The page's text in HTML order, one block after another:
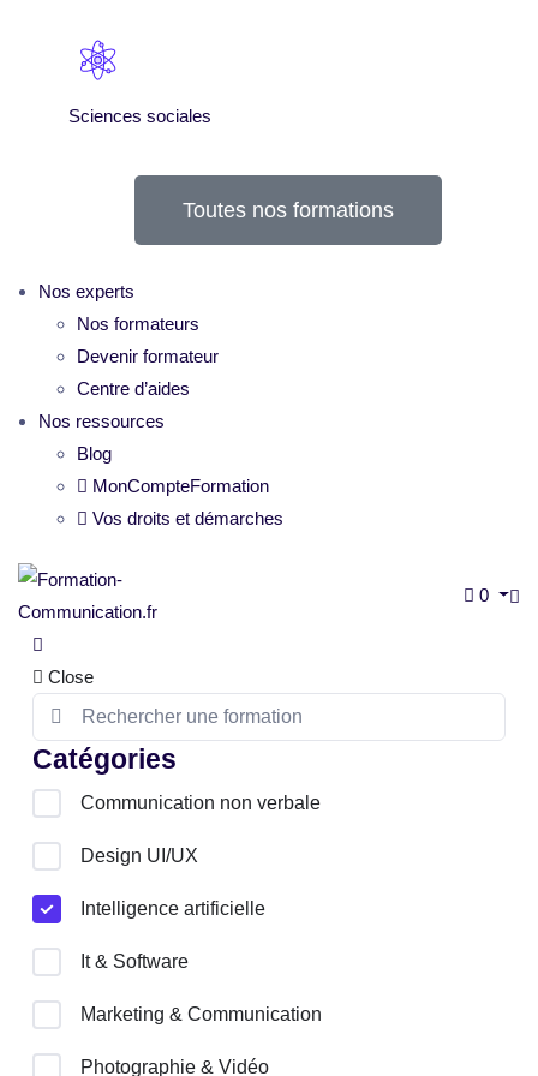
Sciences sociales
Toutes nos formations
Nos experts
Nos formateurs
Devenir formateur
Centre d’aides
Nos ressources
Blog
MonCompteFormation
Vos droits et démarches
0
Close
Catégories
Communication non verbale
Design UI/UX
Intelligence artificielle
It & Software
Marketing & Communication
Photographie & Vidéo